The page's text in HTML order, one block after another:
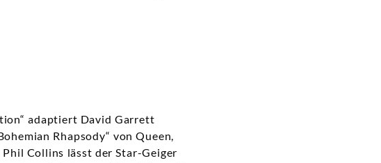
adaptiert David Garrett
Rhapsody“ von Queen,
Phil Collins lässt der Star-Geiger